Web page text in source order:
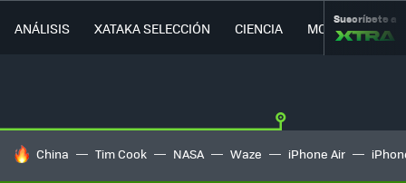
ANÁLISIS XATAKA SELECCIÓN CIENCIA MOVILIDAD
Suscríbete a
HOY SE HABLA DE
China Tim Cook NASA Waze iPhone Air